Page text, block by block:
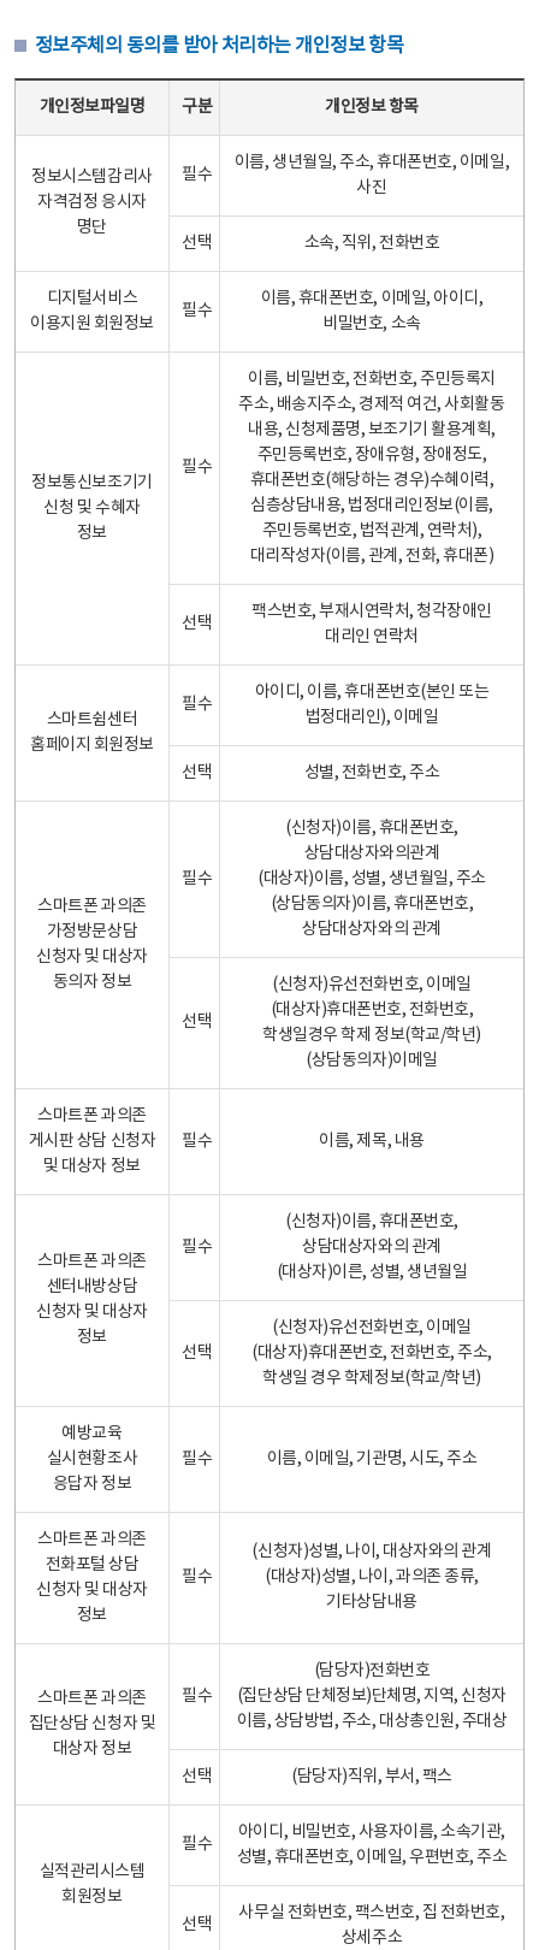
정보주체의 동의를 받아 처리하는 개인정보 항목
개인정보파일명 구분 개인정보 항목
정보시스템감리사
자격검정 응시자
명단
필수
이름, 생년월일, 주소, 휴대폰번호, 이메일,
사진
선택 소속, 직위, 전화번호
디지털서비스
이용지원 회원정보
필수
이름, 휴대폰번호, 이메일, 아이디,
비밀번호, 소속
정보통신보조기기
신청 및 수혜자
정보
필수
이름, 비밀번호, 전화번호, 주민등록지
주소, 배송지주소, 경제적 여건, 사회활동
내용, 신청제품명, 보조기기 활용계획,
주민등록번호, 장애유형, 장애정도,
휴대폰번호(해당하는 경우)수혜이력,
심층상담내용, 법정대리인정보(이름,
주민등록번호, 법적관계, 연락처),
대리작성자(이름, 관계, 전화, 휴대폰)
선택
팩스번호, 부재시연락처, 청각장애인
대리인 연락처
스마트쉼센터
홈페이지 회원정보
필수
아이디, 이름, 휴대폰번호(본인 또는
법정대리인), 이메일
선택 성별, 전화번호, 주소
스마트폰 과의존
가정방문상담
신청자 및 대상자
동의자 정보
필수
(신청자)이름, 휴대폰번호,
상담대상자와의관계
(대상자)이름, 성별, 생년월일, 주소
(상담동의자)이름, 휴대폰번호,
상담대상자와의 관계
선택
(신청자)유선전화번호, 이메일
(대상자)휴대폰번호, 전화번호,
학생일경우 학제 정보(학교/학년)
(상담동의자)이메일
스마트폰 과의존
게시판 상담 신청자
및 대상자 정보
필수 이름, 제목, 내용
스마트폰 과의존
센터내방상담
신청자 및 대상자
정보
필수
(신청자)이름, 휴대폰번호,
상담대상자와의 관계
(대상자)이른, 성별, 생년월일
선택
(신청자)유선전화번호, 이메일
(대상자)휴대폰번호, 전화번호, 주소,
학생일 경우 학제정보(학교/학년)
예방교육
실시현황조사
응답자 정보
필수 이름, 이메일, 기관명, 시도, 주소
스마트폰 과의존
전화포털 상담
신청자 및 대상자
정보
필수
(신청자)성별, 나이, 대상자와의 관계
(대상자)성별, 나이, 과의존 종류,
기타상담내용
스마트폰 과의존
집단상담 신청자 및
대상자 정보
필수
(담당자)전화번호
(집단상담 단체정보)단체명, 지역, 신청자
이름, 상담방법, 주소, 대상총인원, 주대상
선택 (담당자)직위, 부서, 팩스
실적관리시스템
회원정보
필수
아이디, 비밀번호, 사용자이름, 소속기관,
성별, 휴대폰번호, 이메일, 우편번호, 주소
선택
사무실 전화번호, 팩스번호, 집 전화번호,
상세주소